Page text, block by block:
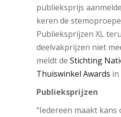
publieksprijs
keren de
Publieksprijzen XL
deelvakprijzen niet
meldt de Stichting
Thuiswinkel Awards in
Publieksprijzen
“Iedereen maakt kans